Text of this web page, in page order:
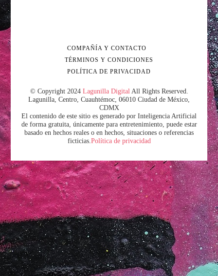
© Copyright 2024 Lagunilla DigitalAll Rights Reserved.
Lagunilla, Centro, Cuauhtémoc, 06010 Ciudad de México,
CDMX
El contenido de este sitio es generado por Inteligencia Artificial
de forma gratuita, únicamente para entretenimiento, puede estar
basado en hechos reales o en hechos, situaciones o referencias
ficticias.Política de privacidad
COMPAÑÍA Y CONTACTO
TÉRMINOS Y CONDICIONES
POLÍTICA DE PRIVACIDAD